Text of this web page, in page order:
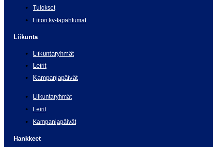
Tulokset
Liiton kv-tapahtumat
Liikunta
Liikuntaryhmät
Leirit
Kampanjapäivät
Liikuntaryhmät
Leirit
Kampanjapäivät
Hankkeet